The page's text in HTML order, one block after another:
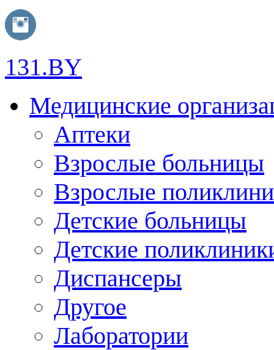
131.BY
Медицинские
Аптеки
Взрослые больницы
Взрослые
Детские больницы
Детские
Диспансеры
Другое
Лаборатории